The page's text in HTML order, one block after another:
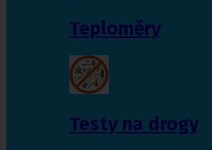
Teploměry
Testy na drogy